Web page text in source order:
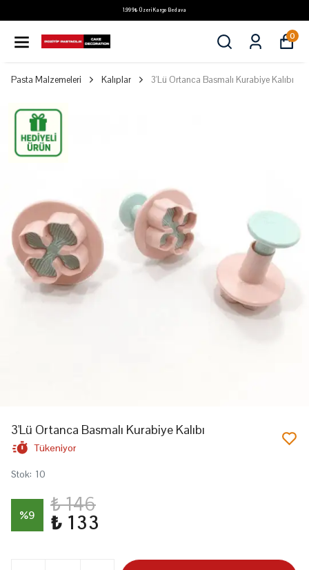
1.999₺ Üzeri Kargo Bedava
0
Pasta Malzemeleri Kalıplar 3'Lü Ortanca Basmalı Kurabiye Kalıbı
3'Lü Ortanca Basmalı Kurabiye Kalıbı
Tükeniyor
Stok: 10
%9 ₺ 146
₺ 133